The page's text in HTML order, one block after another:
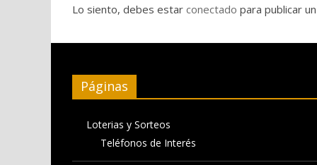
Lo siento, debes estar conectado para publicar
Páginas
Loterias y Sorteos
Teléfonos de Interés